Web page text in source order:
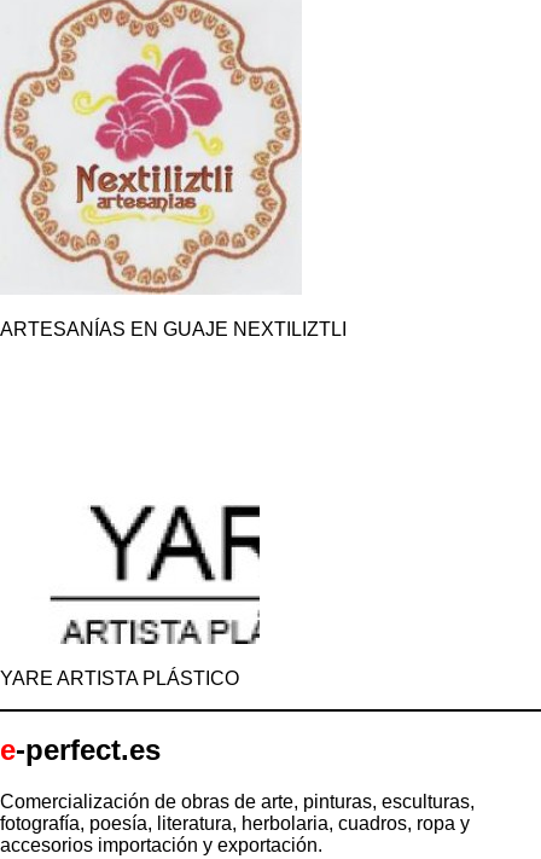
ARTESANÍAS EN GUAJE NEXTILIZTLI
YARE ARTISTA PLÁSTICO
e-perfect.es
Comercialización de obras de arte, pinturas, esculturas,
fotografía, poesía, literatura, herbolaria, cuadros, ropa y
accesorios importación y exportación.